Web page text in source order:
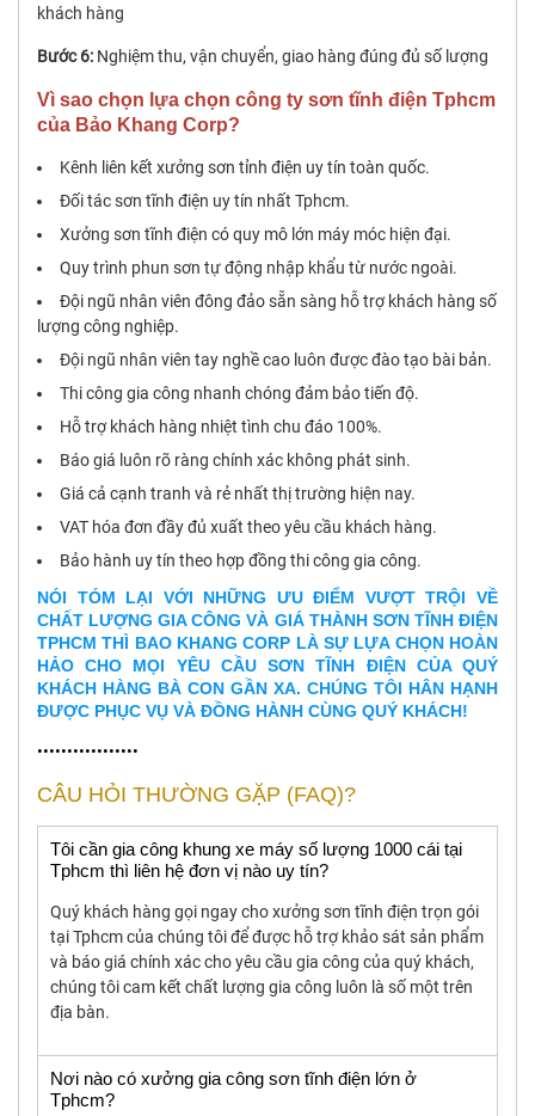
khách hàng
Bước 6: Nghiệm thu, vận chuyển, giao hàng đúng đủ số lượng
Vì sao chọn lựa chọn công ty sơn tĩnh điện Tphcm
của Bảo Khang Corp?
Kênh liên kết xưởng sơn tỉnh điện uy tín toàn quốc.
Đối tác sơn tĩnh điện uy tín nhất Tphcm.
Xưởng sơn tĩnh điện có quy mô lớn máy móc hiện đại.
Quy trình phun sơn tự động nhập khẩu từ nước ngoài.
Đội ngũ nhân viên đông đảo sẵn sàng hỗ trợ khách hàng số
lượng công nghiệp.
Đội ngũ nhân viên tay nghề cao luôn được đào tạo bài bản.
Thi công gia công nhanh chóng đảm bảo tiến độ.
Hỗ trợ khách hàng nhiệt tình chu đáo 100%.
Báo giá luôn rõ ràng chính xác không phát sinh.
Giá cả cạnh tranh và rẻ nhất thị trường hiện nay.
VAT hóa đơn đầy đủ xuất theo yêu cầu khách hàng.
Bảo hành uy tín theo hợp đồng thi công gia công.
NÓI TÓM LẠI VỚI NHỮNG ƯU ĐIỂM VƯỢT TRỘI VỀ
CHẤT LƯỢNG GIA CÔNG VÀ GIÁ THÀNH SƠN TĨNH ĐIỆN
TPHCM THÌ BAO KHANG CORP LÀ SỰ LỰA CHỌN HOÀN
HẢO CHO MỌI YÊU CẦU SƠN TĨNH ĐIỆN CỦA QUÝ
KHÁCH HÀNG BÀ CON GẦN XA. CHÚNG TÔI HÂN HẠNH
ĐƯỢC PHỤC VỤ VÀ ĐỒNG HÀNH CÙNG QUÝ KHÁCH!
•••••••••••••••••
CÂU HỎI THƯỜNG GẶP (FAQ)?
Tôi cần gia công khung xe máy số lượng 1000 cái tại
Tphcm thì liên hệ đơn vị nào uy tín?
Quý khách hàng gọi ngay cho xưởng sơn tĩnh điện trọn gói
tại Tphcm của chúng tôi để được hỗ trợ khảo sát sản phẩm
và báo giá chính xác cho yêu cầu gia công của quý khách,
chúng tôi cam kết chất lượng gia công luôn là số một trên
địa bàn.
Nơi nào có xưởng gia công sơn tĩnh điện lớn ở
Tphcm?